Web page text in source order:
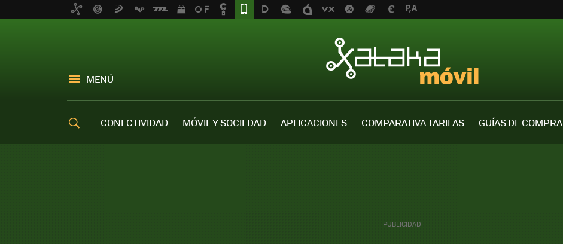
MENÚ
CONECTIVIDAD MÓVIL Y SOCIEDAD APLICACIONES COMPARATIVA TARIFAS
GUÍAS DE COMPRA